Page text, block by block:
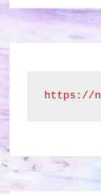
https://